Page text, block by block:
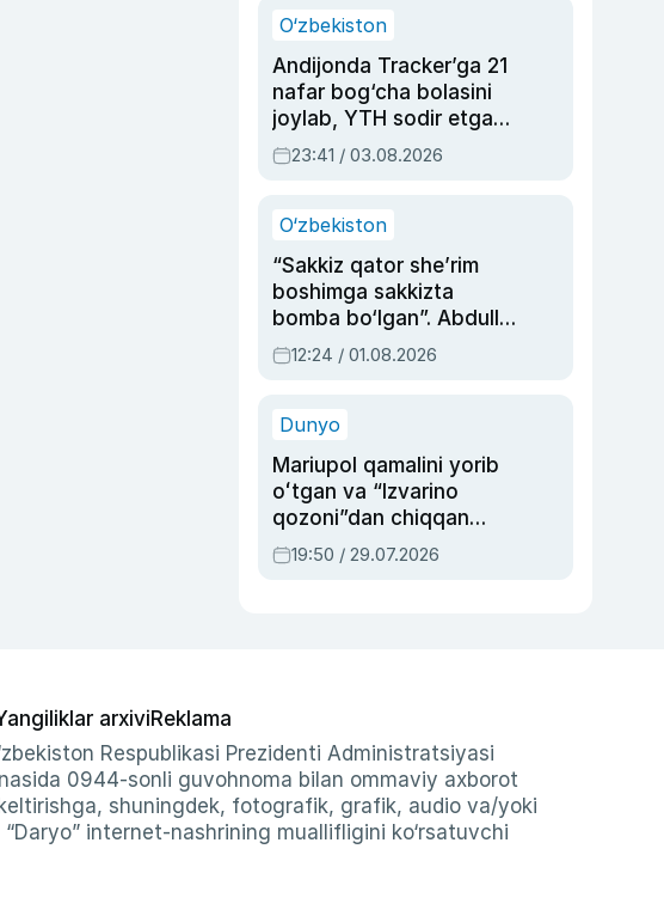
O‘zbekiston
Andijonda Tracker’ga 21
nafar bog‘cha bolasini
joylab, YTH sodir etgan
ayolga sud hukmi o‘qildi
23:41 / 03.08.2026
O‘zbekiston
“Sakkiz qator she’rim
boshimga sakkizta
bomba bo‘lgan”. Abdulla
Oripovni siyosiy
ayblovlardan asrab
12:24 / 01.08.2026
Dunyo
Mariupol qamalini yorib
oʻtgan va “Izvarino
qozoni”dan chiqqan
qahramon — Ukraina
armiyasi bosh
19:50 / 29.07.2026
arxiviReklama
Respublikasi Prezidenti Administratsiyasi
0944-sonli guvohnoma bilan ommaviy axborot
shuningdek, fotografik, grafik, audio va/yoki
internet-nashrining muallifligini ko‘rsatuvchi